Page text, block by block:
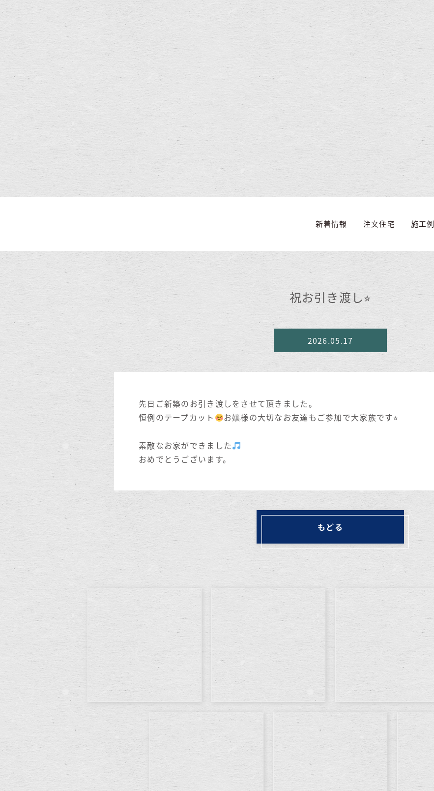
新着情報 注文住宅 施工例
祝お引き渡し⭐︎
2026.05.17
先日ご新築のお引き渡しをさせて頂きました。
恒例のテープカット
お嬢様の大切なお友達もご参加で大家族です⭐︎
素敵なお家ができました
おめでとうございます。
もどる